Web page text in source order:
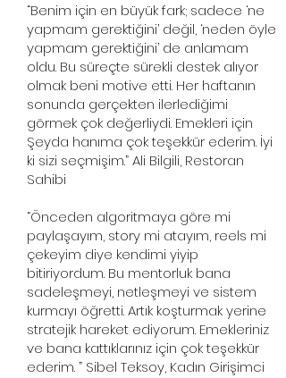
“Benim için en büyük fark; sadece ‘ne
yapmam gerektiğini’ değil, ‘neden öyle
yapmam gerektiğini’ de anlamam
oldu. Bu süreçte sürekli destek alıyor
olmak beni motive etti. Her haftanın
sonunda gerçekten ilerlediğimi
görmek çok değerliydi. Emekleri için
Şeyda hanıma çok teşekkür ederim. İyi
ki sizi seçmişim.” Ali Bilgili, Restoran
Sahibi
“Önceden algoritmaya göre mi
paylaşayım, story mi atayım, reels mi
çekeyim diye kendimi yiyip
bitiriyordum. Bu mentorluk bana
sadeleşmeyi, netleşmeyi ve sistem
kurmayı öğretti. Artık koşturmak yerine
stratejik hareket ediyorum. Emekleriniz
ve bana kattıklarınız için çok teşekkür
ederim. ” Sibel Teksoy, Kadın Girişimci